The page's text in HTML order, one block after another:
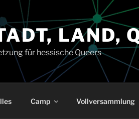
LAND,
für hessische Queers
Camp Vollversammlung